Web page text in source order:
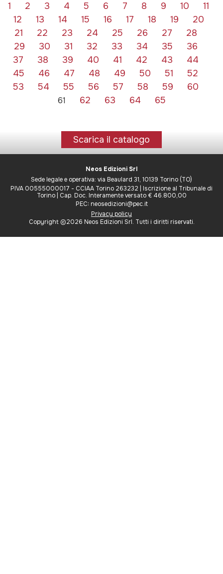
1 2 3 4 5 6 7 8 9 10
11
12
13 14 15 16 17 18 19
20
21
22 23 24 25 26 27
28
29
30 31 32 33 34 35
36
37
38 39 40 41 42 43
44
45
46 47 48 49 50 51
52
53
54 55 56 57 58 59 60
61 62 63 64 65
Scarica il catalogo
Neos Edizioni Srl
Sede legale e operativa: via Beaulard 31, 10139 Torino (TO)
PIVA 00555000017 - CCIAA Torino 263232 | Iscrizione al Tribunale di
Torino | Cap. Doc. Interamente versato € 46.800,00
PEC: neosedizioni@pec.it
Privacy policy
Copyright ©2026 Neos Edizioni Srl. Tutti i diritti riservati.